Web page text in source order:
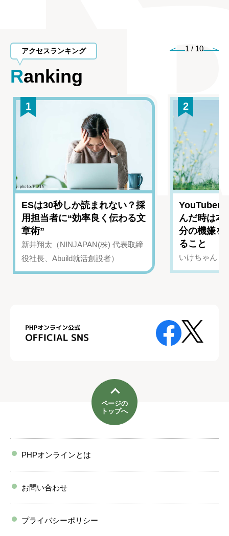
アクセスランキング
Ranking
1 / 10
1
ESは30秒しか読まれない？採
用担当者に“効率良く伝わる文
章術”
新井翔太（NINJAPAN(株) 代表取締
役社長、Abuild就活創設者）
2
YouTuber
んだ時は
分の機嫌を
ること
いけちゃん（
ページの
トップへ
PHPオンラインとは
お問い合わせ
プライバシーポリシー